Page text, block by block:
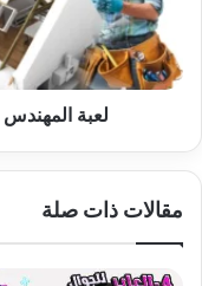
التعلم
والمرح
لعبة المهندس
مقالات ذات صلة